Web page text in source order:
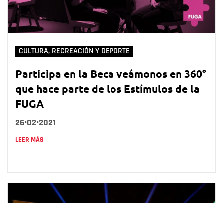
CULTURA, RECREACIÓN Y DEPORTE
Participa en la Beca veámonos en 360°
que hace parte de los Estímulos de la
FUGA
26•02•2021
LEER MÁS